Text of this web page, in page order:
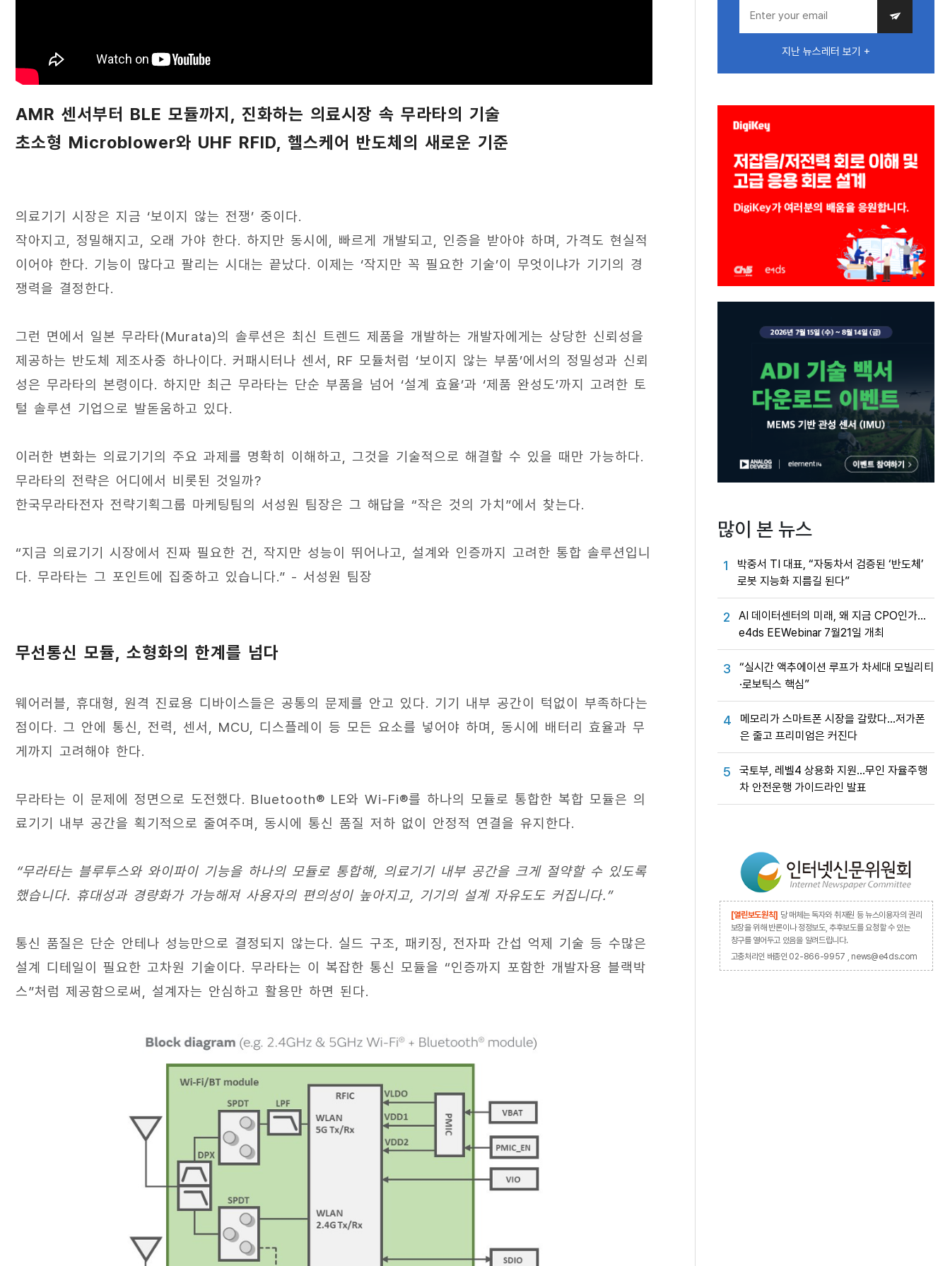
AMR 센서부터 BLE 모듈까지, 진화하는 의료시장 속 무라타의 기술
초소형 Microblower와 UHF RFID, 헬스케어 반도체의 새로운 기준
의료기기 시장은 지금 ‘보이지 않는 전쟁’ 중이다.
작아지고, 정밀해지고, 오래 가야 한다. 하지만 동시에, 빠르게 개발되고, 인증을 받아야 하며, 가격도 현실적
이어야 한다. 기능이 많다고 팔리는 시대는 끝났다. 이제는 ‘작지만 꼭 필요한 기술’이 무엇이냐가 기기의 경
쟁력을 결정한다.
그런 면에서 일본 무라타(Murata)의 솔루션은 최신 트렌드 제품을 개발하는 개발자에게는 상당한 신뢰성을
제공하는 반도체 제조사중 하나이다. 커패시터나 센서, RF 모듈처럼 ‘보이지 않는 부품’에서의 정밀성과 신뢰
성은 무라타의 본령이다. 하지만 최근 무라타는 단순 부품을 넘어 ‘설계 효율’과 ‘제품 완성도’까지 고려한 토
털 솔루션 기업으로 발돋움하고 있다.
이러한 변화는 의료기기의 주요 과제를 명확히 이해하고, 그것을 기술적으로 해결할 수 있을 때만 가능하다.
무라타의 전략은 어디에서 비롯된 것일까?
한국무라타전자 전략기획그룹 마케팅팀의 서성원 팀장은 그 해답을 “작은 것의 가치”에서 찾는다.
“지금 의료기기 시장에서 진짜 필요한 건, 작지만 성능이 뛰어나고, 설계와 인증까지 고려한 통합 솔루션입니
다. 무라타는 그 포인트에 집중하고 있습니다.” - 서성원 팀장
무선통신 모듈, 소형화의 한계를 넘다
웨어러블, 휴대형, 원격 진료용 디바이스들은 공통의 문제를 안고 있다. 기기 내부 공간이 턱없이 부족하다는
점이다. 그 안에 통신, 전력, 센서, MCU, 디스플레이 등 모든 요소를 넣어야 하며, 동시에 배터리 효율과 무
게까지 고려해야 한다.
무라타는 이 문제에 정면으로 도전했다. Bluetooth® LE와 Wi-Fi®를 하나의 모듈로 통합한 복합 모듈은 의
료기기 내부 공간을 획기적으로 줄여주며, 동시에 통신 품질 저하 없이 안정적 연결을 유지한다.
“무라타는 블루투스와 와이파이 기능을 하나의 모듈로 통합해, 의료기기 내부 공간을 크게 절약할 수 있도록
했습니다. 휴대성과 경량화가 가능해져 사용자의 편의성이 높아지고, 기기의 설계 자유도도 커집니다.”
통신 품질은 단순 안테나 성능만으로 결정되지 않는다. 실드 구조, 패키징, 전자파 간섭 억제 기술 등 수많은
설계 디테일이 필요한 고차원 기술이다. 무라타는 이 복잡한 통신 모듈을 “인증까지 포함한 개발자용 블랙박
스”처럼 제공함으로써, 설계자는 안심하고 활용만 하면 된다.
지난 뉴스레터 보기 +
많이 본 뉴스
1
박중서 TI 대표, “자동차서 검증된 ‘반도체’
로봇 지능화 지름길 된다”
2
AI 데이터센터의 미래, 왜 지금 CPO인가…
e4ds EEWebinar 7월21일 개최
3
“실시간 액추에이션 루프가 차세대 모빌리티
·로보틱스 핵심”
4
메모리가 스마트폰 시장을 갈랐다…저가폰
은 줄고 프리미엄은 커진다
5
국토부, 레벨4 상용화 지원…무인 자율주행
차 안전운행 가이드라인 발표
[열린보도원칙] 당 매체는 독자와 취재원 등 뉴스이용자의 권리
보장을 위해 반론이나 정정보도, 추후보도를 요청할 수 있는
창구를 열어두고 있음을 알려드립니다.
고충처리인 배종인 02-866-9957 , news@e4ds.com